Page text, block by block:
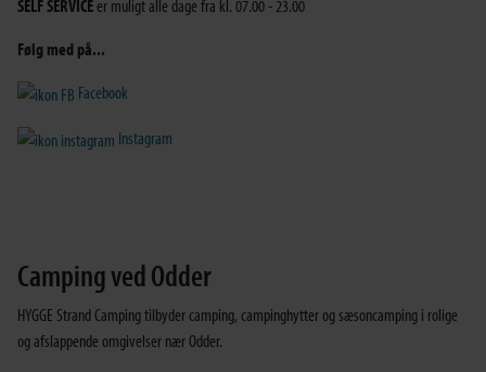
SELF SERVICEer muligt alle dage fra kl. 07.00 - 23.00
Følg med på...
Facebook
Instagram
Camping ved Odder
HYGGE Strand Camping tilbyder camping, campinghytter og sæsoncamping i rolige
og afslappende omgivelser nær Odder.